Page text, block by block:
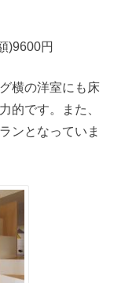
)9600円
横の洋室にも床
的です。また、
ンとなっていま